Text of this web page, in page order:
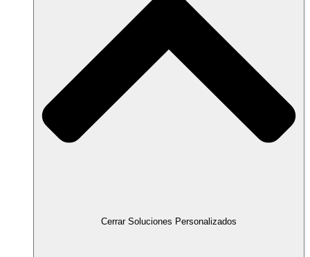
Cerrar Soluciones Personalizados